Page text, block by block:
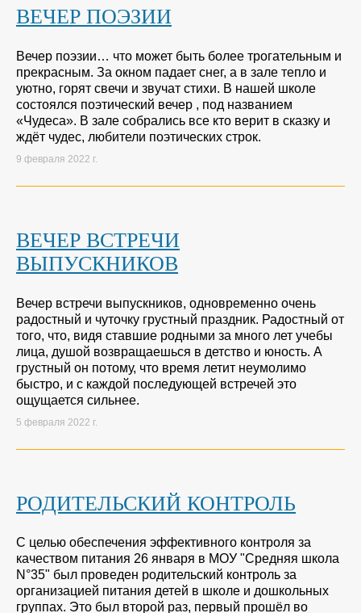
ВЕЧЕР ПОЭЗИИ
Вечер поэзии… что может быть более трогательным и
прекрасным. За окном падает снег, а в зале тепло и
уютно, горят свечи и звучат стихи. В нашей школе
состоялся поэтический вечер , под названием
«Чудеса». В зале собрались все кто верит в сказку и
ждёт чудес, любители поэтических строк.
9 февраля 2022 г.
ВЕЧЕР ВСТРЕЧИ
ВЫПУСКНИКОВ
Вечер встречи выпускников, одновременно очень
радостный и чуточку грустный праздник. Радостный от
того, что, видя ставшие родными за много лет учебы
лица, душой возвращаешься в детство и юность. А
грустный он потому, что время летит неумолимо
быстро, и с каждой последующей встречей это
ощущается сильнее.
5 февраля 2022 г.
РОДИТЕЛЬСКИЙ КОНТРОЛЬ
С целью обеспечения эффективного контроля за
качеством питания 26 января в МОУ "Средняя школа
N°35" был проведен родительский контроль за
организацией питания детей в школе и дошкольных
группах. Это был второй раз, первый прошёл во